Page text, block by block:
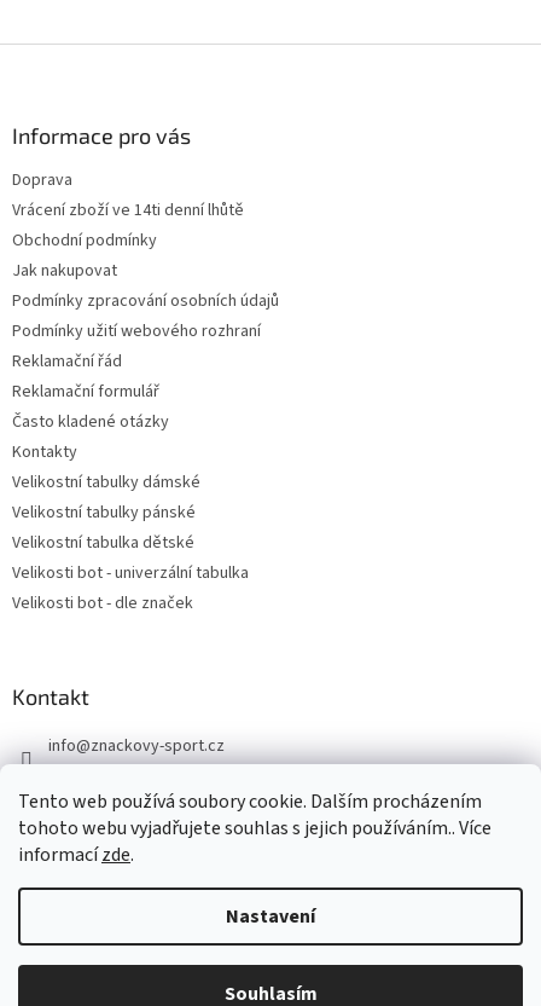
Tento web používá soubory cookie. Dalším procházením
tohoto webu vyjadřujete souhlas s jejich používáním.. Více
informacízde.
Nastavení
Souhlasím
Informace pro vás
Doprava
Vrácení zboží ve 14ti denní lhůtě
Obchodní podmínky
Jak nakupovat
Podmínky zpracování osobních údajů
Podmínky užití webového rozhraní
Reklamační řád
Reklamační formulář
Často kladené otázky
Kontakty
Velikostní tabulky dámské
Velikostní tabulky pánské
Velikostní tabulka dětské
Velikosti bot - univerzální tabulka
Velikosti bot - dle značek
Kontakt
info@znackovy-sport.cz
Vytvořil Shoptet
Značkový sport. Všechna práva vyhrazena.